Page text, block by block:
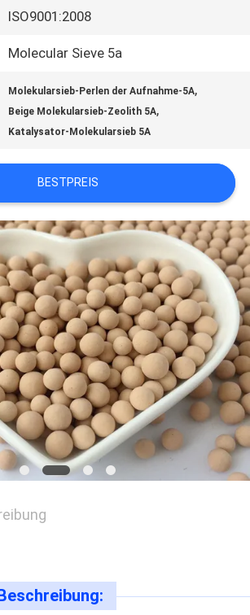
ISO9001:2008
Molecular Sieve 5a
Molekularsieb-Perlen der Aufnahme-5A,
Beige Molekularsieb-Zeolith 5A,
Katalysator-Molekularsieb 5A
BESTPREIS